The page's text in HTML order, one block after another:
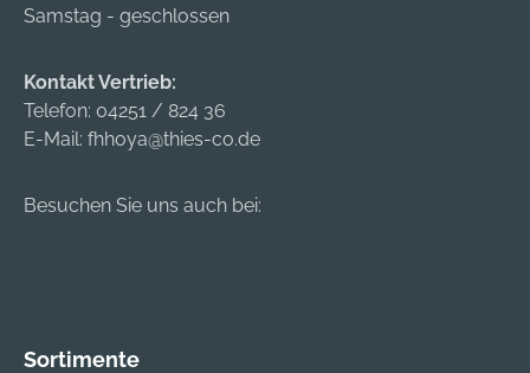
Samstag - geschlossen
Kontakt Vertrieb:
Telefon: 04251 / 824 36
E-Mail: fhhoya@thies-co.de
Besuchen Sie uns auch bei:
Sortimente